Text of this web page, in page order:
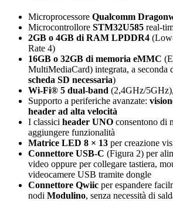
Microprocessore Qualcomm
Microcontrollore STM32U585 real-
2GB o 4GB di RAM LPDDR4
Rate 4)
16GB o 32GB di memoria eMMC
MultiMediaCard) integrata, a seconda
scheda SD necessaria)
Wi-Fi® 5 dual-band (2,4GHz/5GHz),
Supporto a periferiche avanzate:
header ad alta velocità
I classici header UNO consentono di
aggiungere funzionalità
Matrice LED 8 × 13 per creazione
Connettore USB-C (Figura 2) per
video oppure per collegare tastiera,
videocamere USB tramite dongle
Connettore Qwiic per espandere
nodi Modulino, senza necessità di